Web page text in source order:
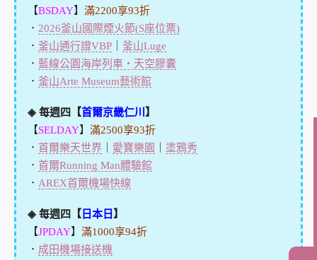
【BSDAY】 滿2200享93折
． 2026釜山國際煙火節(S座位票)
． 釜山通行證VBP｜ 釜山Luge
． 藍線公園海岸列車・天空膠囊
． 釜山Arte Museum藝術館
◈ 每週四【首爾京畿仁川
】
【SELDAY】 滿2500享93折
． 首爾樂天世界 愛寶樂園
塗鴉秀
． 首爾Running Man體驗館
． AREX首爾機場快線
◈ 每週四【 日本日 】
【JPDAY】 滿1000享94折
． 成田機場接送機